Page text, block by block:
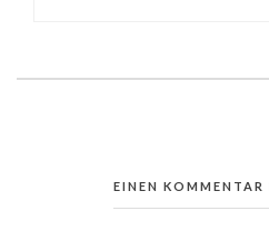
EINEN KOMMENTAR